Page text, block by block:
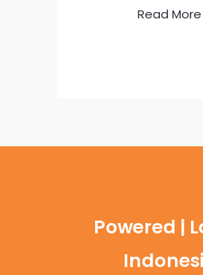
Read More
Powered |